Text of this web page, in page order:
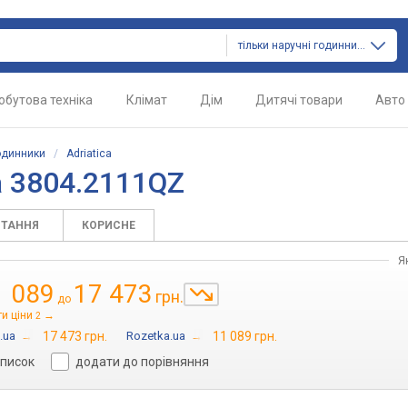
тільки наручні годинники
техніка Клімат Дім Дитячі товари Авто
/ Adriatica
КОРИСНЕ
089 до 17 473 грн.
ціни 2 →
→ 17 473 грн. Rozetka.ua →
11 089 грн.
додати до порівняння